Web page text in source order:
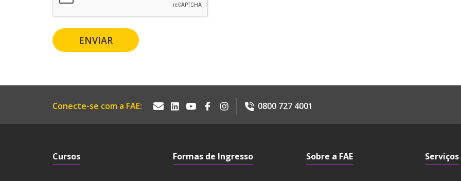
ENVIAR
Conecte-se com a FAE: 0800 727 4001
Cursos Formas de Ingresso Sobre a FAE Serviços